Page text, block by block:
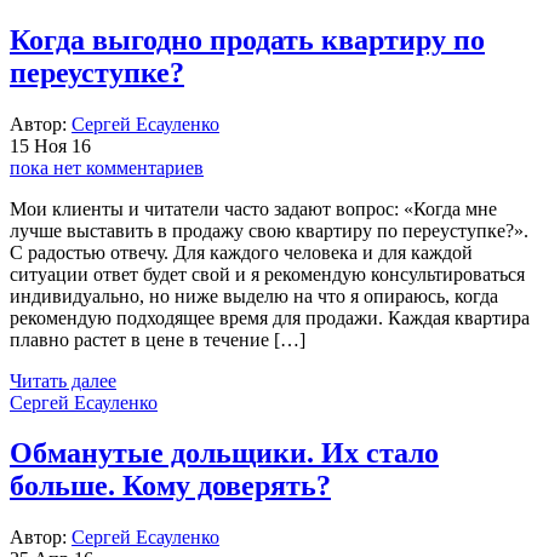
Когда выгодно продать квартиру по
переуступке?
Автор: Сергей Есауленко
15 Ноя 16
пока нет комментариев
Мои клиенты и читатели часто задают вопрос: «Когда мне
лучше выставить в продажу свою квартиру по переуступке?».
С радостью отвечу. Для каждого человека и для каждой
ситуации ответ будет свой и я рекомендую консультироваться
индивидуально, но ниже выделю на что я опираюсь, когда
рекомендую подходящее время для продажи. Каждая квартира
плавно растет в цене в течение […]
Читать далее
Сергей Есауленко
Обманутые дольщики. Их стало
больше. Кому доверять?
Автор: Сергей Есауленко